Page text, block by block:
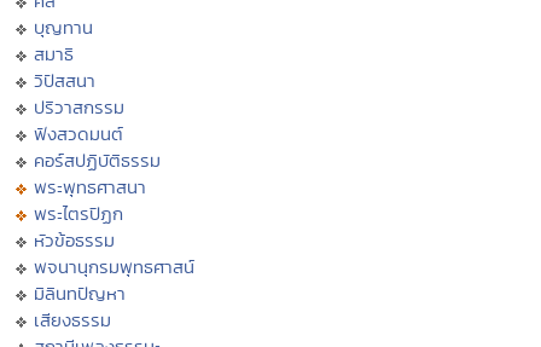
บุญทาน
สมาธิ
วิปัสสนา
ปริวาสกรรม
ฟังสวดมนต์
คอร์สปฏิบัติธรรม
พระพุทธศาสนา
พระไตรปิฏก
หัวข้อธรรม
พจนานุกรมพุทธศาสน์
มิลินทปัญหา
เสียงธรรม